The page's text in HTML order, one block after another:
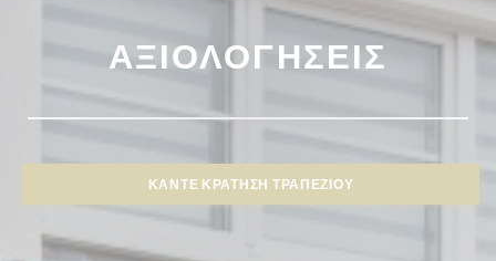
ΑΞΙΟΛΟΓΉΣΕΙΣ
ΚΆΝΤΕ ΚΡΆΤΗΣΗ ΤΡΑΠΕΖΙΟΎ